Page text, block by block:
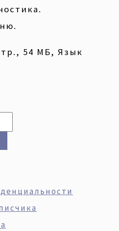
54 МБ, Язык